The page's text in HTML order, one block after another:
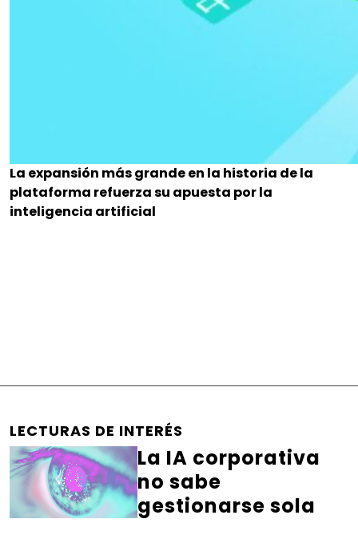
La expansión más grande en la historia de la
plataforma refuerza su apuesta por la
inteligencia artificial
LECTURAS DE INTERÉS
La IA corporativa
no sabe
gestionarse sola